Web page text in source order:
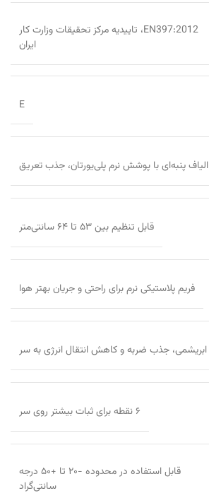
EN397:2012، تاییدیه مرکز تحقیقات وزارت کار
ایران
E
الیاف پنبه‌ای با پوشش نرم پلی‌یورتان، جذب تعریق
قابل تنظیم بین ۵۳ تا ۶۴ سانتی‌متر
فریم پلاستیکی نرم برای راحتی و جریان بهتر هوا
ابریشمی، جذب ضربه و کاهش انتقال انرژی به سر
۶ نقطه برای ثبات بیشتر روی سر
قابل استفاده در محدوده -۲۰ تا +۵۰ درجه
سانتی‌گراد